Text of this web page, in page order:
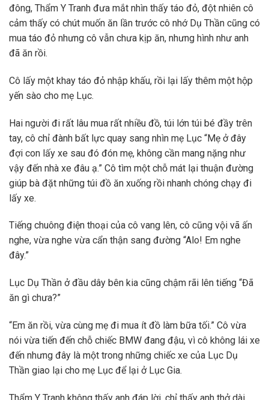
đông, Thẩm Y Tranh đưa mắt nhìn thấy táo đỏ, đột nhiên cô
cảm thấy có chút muốn ăn lần trước cô nhớ Dụ Thần cũng có
mua táo đỏ nhưng cô vẫn chưa kịp ăn, nhưng hình như anh
đã ăn rồi.
Cô lấy một khay táo đỏ nhập khấu, rồi lại lấy thêm một hộp
yến sào cho mẹ Lục.
Hai người đi rất lâu mua rất nhiều đồ, túi lớn túi bé đầy trên
tay, cô chỉ đành bất lực quay sang nhìn mẹ Lục “Mẹ ở đây
đợi con lấy xe sau đó đón mẹ, không cần mang nặng như
vậy đến nhà xe đâu ạ.” Cô tìm một chỗ mát lại thuận đường
giúp bà đặt những túi đồ ăn xuống rồi nhanh chóng chạy đi
lấy xe.
Tiếng chuông điện thoại của cô vang lên, cô cũng vội vã ấn
nghe, vừa nghe vừa cẩn thận sang đường “Alo! Em nghe
đây.”
Lục Dụ Thần ở đầu dây bên kia cũng chậm rãi lên tiếng “Đã
ăn gì chưa?”
“Em ăn rồi, vừa cùng mẹ đi mua ít đồ làm bữa tối.” Cô vừa
nói vừa tiến đến chỗ chiếc BMW đang đậu, vì cô không lái xe
đến nhưng đây là một trong những chiếc xe của Lục Dụ
Thần giao lại cho mẹ Lục để lại ở Lục Gia.